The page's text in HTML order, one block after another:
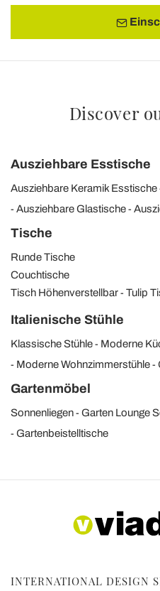
Discover
Ausziehbare Esstische
Ausziehbare Keramik Esstische
Ausziehbare Glastische
Tische
Runde Tische
Couchtische
Tisch Höhenverstellbar
Tulip
Italienische Stühle
Klassische Stühle
Moderne
Moderne Wohnzimmerstühle
Gartenmöbel
Sonnenliegen Garten Lounge
Gartenbeistelltische
INTERNATIONAL DESIGN